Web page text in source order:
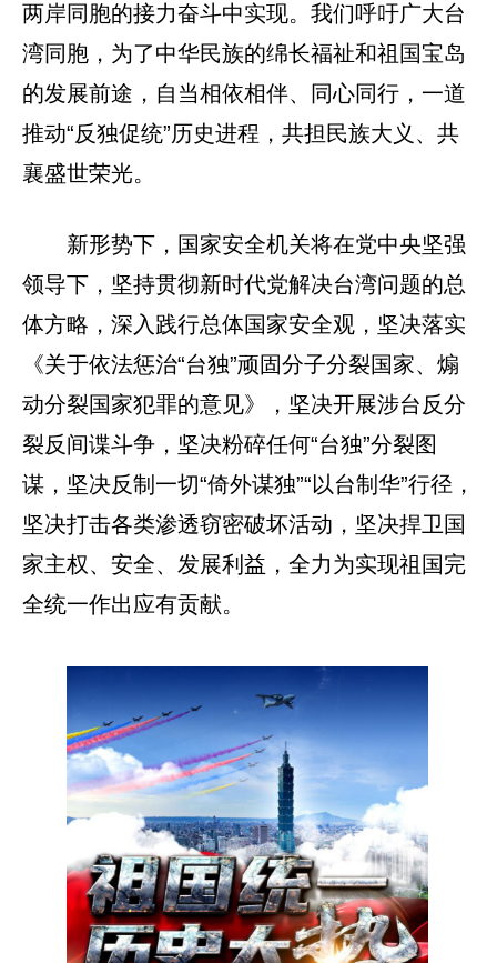
两岸同胞的接力奋斗中实现。我们呼吁广大台
湾同胞，为了中华民族的绵长福祉和祖国宝岛
的发展前途，自当相依相伴、同心同行，一道
推动“反独促统”历史进程，共担民族大义、共
襄盛世荣光。
新形势下，国家安全机关将在党中央坚强
领导下，坚持贯彻新时代党解决台湾问题的总
体方略，深入践行总体国家安全观，坚决落实
《关于依法惩治“台独”顽固分子分裂国家、煽
动分裂国家犯罪的意见》，坚决开展涉台反分
裂反间谍斗争，坚决粉碎任何“台独”分裂图
谋，坚决反制一切“倚外谋独”“以台制华”行径，
坚决打击各类渗透窃密破坏活动，坚决捍卫国
家主权、安全、发展利益，全力为实现祖国完
全统一作出应有贡献。